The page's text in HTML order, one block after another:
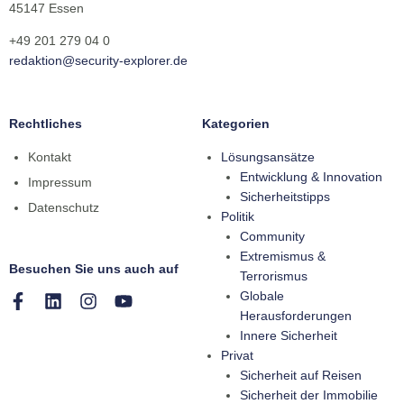
45147 Essen
+49 201 279 04 0
redaktion@security-explorer.de
Rechtliches
Kontakt
Impressum
Datenschutz
Besuchen Sie uns auch auf
Kategorien
Lösungsansätze
Entwicklung & Innovation
Sicherheitstipps
Politik
Community
Extremismus &
Terrorismus
Globale
Herausforderungen
Innere Sicherheit
Privat
Sicherheit auf Reisen
Sicherheit der Immobilie